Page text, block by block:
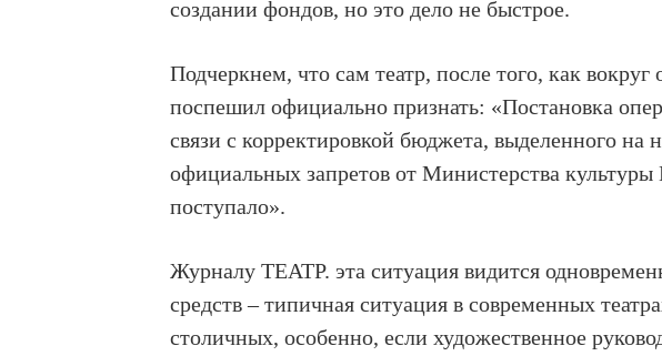
создании фондов, но это дело не быстрое.
Подчеркнем, что сам театр, после того, как
поспешил официально признать: «Постановка
связи с корректировкой бюджета, выделенного на
официальных запретов от Министерства культуры
поступало».
Журналу ТЕАТР. эта ситуация видится
средств – типичная ситуация в современных
столичных, особенно, если художественное